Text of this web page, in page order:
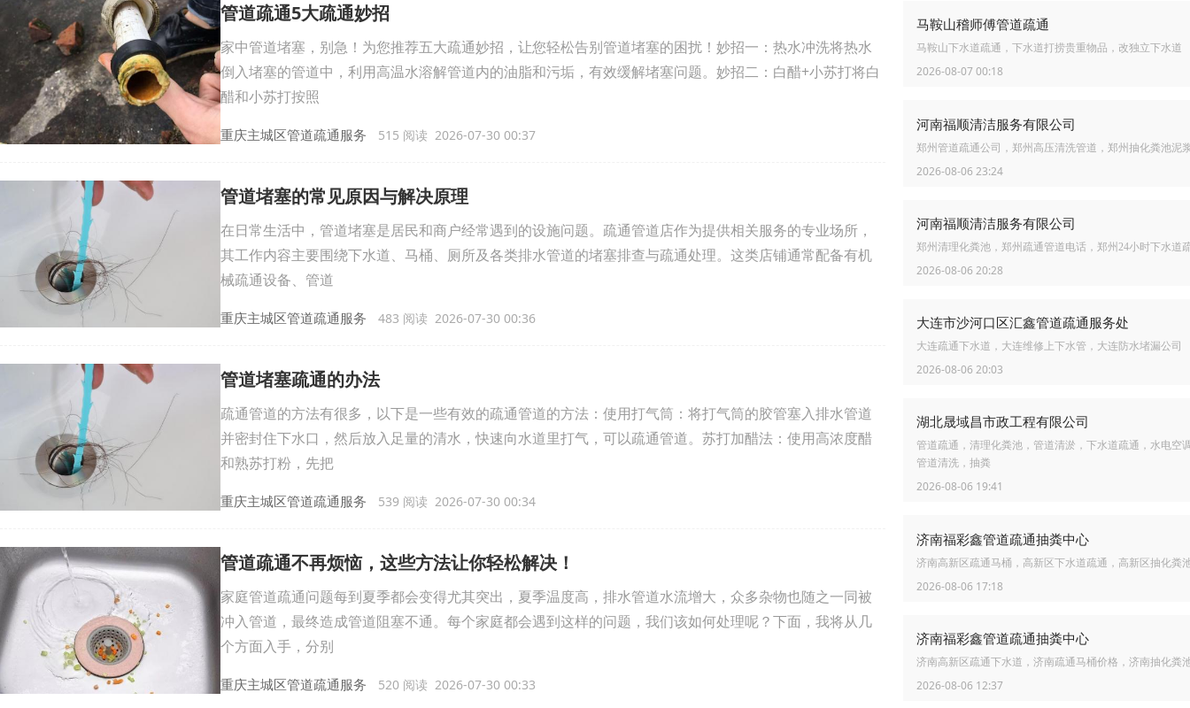
管道疏通5大疏通妙招
家中管道堵塞，别急！为您推荐五大疏通妙招，让您轻松告别管道堵塞的困扰！妙招一：热水冲洗将热水
倒入堵塞的管道中，利用高温水溶解管道内的油脂和污垢，有效缓解堵塞问题。妙招二：白醋+小苏打将白
醋和小苏打按照
重庆主城区管道疏通服务 515 阅读 2026-07-30 00:37
管道堵塞的常见原因与解决原理
在日常生活中，管道堵塞是居民和商户经常遇到的设施问题。疏通管道店作为提供相关服务的专业场所，
其工作内容主要围绕下水道、马桶、厕所及各类排水管道的堵塞排查与疏通处理。这类店铺通常配备有机
械疏通设备、管道
重庆主城区管道疏通服务 483 阅读 2026-07-30 00:36
管道堵塞疏通的办法
疏通管道的方法有很多，以下是一些有效的疏通管道的方法：使用打气筒：将打气筒的胶管塞入排水管道
并密封住下水口，然后放入足量的清水，快速向水道里打气，可以疏通管道。苏打加醋法：使用高浓度醋
和熟苏打粉，先把
重庆主城区管道疏通服务 539 阅读 2026-07-30 00:34
管道疏通不再烦恼，这些方法让你轻松解决！
家庭管道疏通问题每到夏季都会变得尤其突出，夏季温度高，排水管道水流增大，众多杂物也随之一同被
冲入管道，最终造成管道阻塞不通。每个家庭都会遇到这样的问题，我们该如何处理呢？下面，我将从几
个方面入手，分别
重庆主城区管道疏通服务 520 阅读 2026-07-30 00:33
马鞍山稽师傅管道疏通
马鞍山下水道疏通，下水道打捞贵重物品，改独立下水道
2026-08-07 00:18
河南福顺清洁服务有限公司
郑州管道疏通公司，郑州高压清洗管道，郑州抽化粪池泥
2026-08-06 23:24
河南福顺清洁服务有限公司
郑州清理化粪池，郑州疏通管道电话，郑州24小时下水道
2026-08-06 20:28
大连市沙河口区汇鑫管道疏通服务处
大连疏通下水道，大连维修上下水管，大连防水堵漏公司
2026-08-06 20:03
湖北晟域昌市政工程有限公司
管道疏通，清理化粪池，管道清淤，下水道疏通，水电空
管道清洗，抽粪
2026-08-06 19:41
济南福彩鑫管道疏通抽粪中心
济南高新区疏通马桶，高新区下水道疏通，高新区抽化粪
2026-08-06 17:18
济南福彩鑫管道疏通抽粪中心
济南高新区疏通下水道，济南疏通马桶价格，济南抽化粪
2026-08-06 12:37